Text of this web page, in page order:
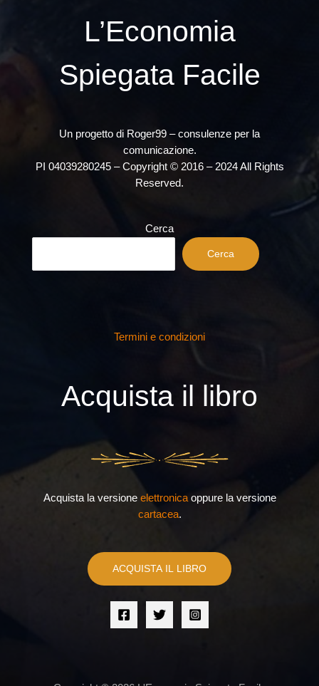
L’Economia
Spiegata Facile
Un progetto di Roger99 – consulenze per la
comunicazione.
PI 04039280245 – Copyright © 2016 – 2024 All Rights
Reserved.
Cerca
Cerca
Termini e condizioni
Acquista il libro
Acquista la versione elettronicaoppure la versione
cartacea.
ACQUISTA IL LIBRO